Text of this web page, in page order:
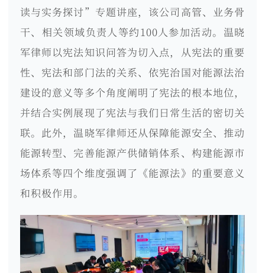
读与实务探讨”专题讲座，该公司高管、业务骨
干、相关领域负责人等约100人参加活动。温晓
军律师以宪法知识问答为切入点，从宪法的重要
性、宪法和部门法的关系、依宪治国对能源法治
建设的意义等多个角度阐明了宪法的根本地位，
并结合实例展现了宪法与我们日常生活的密切关
联。此外，温晓军律师还从保障能源安全、推动
能源转型、完善能源产供储销体系、构建能源市
场体系等四个维度强调了《能源法》的重要意义
和积极作用。